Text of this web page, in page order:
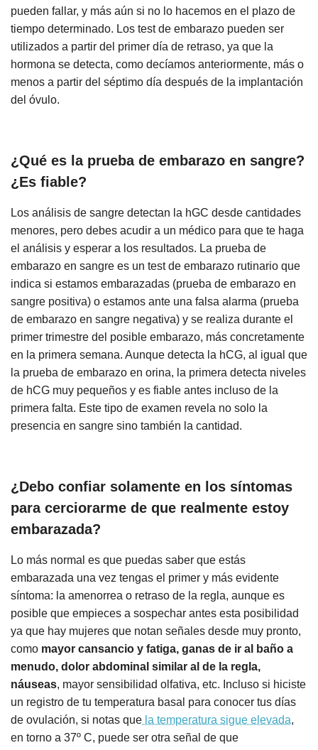
pueden fallar, y más aún si no lo hacemos en el plazo de
tiempo determinado. Los test de embarazo pueden ser
utilizados a partir del primer día de retraso, ya que la
hormona se detecta, como decíamos anteriormente, más o
menos a partir del séptimo día después de la implantación
del óvulo.
¿Qué es la prueba de embarazo en sangre?
¿Es fiable?
Los análisis de sangre detectan la hGC desde cantidades
menores, pero debes acudir a un médico para que te haga
el análisis y esperar a los resultados. La prueba de
embarazo en sangre es un test de embarazo rutinario que
indica si estamos embarazadas (prueba de embarazo en
sangre positiva) o estamos ante una falsa alarma (prueba
de embarazo en sangre negativa) y se realiza durante el
primer trimestre del posible embarazo, más concretamente
en la primera semana. Aunque detecta la hCG, al igual que
la prueba de embarazo en orina, la primera detecta niveles
de hCG muy pequeños y es fiable antes incluso de la
primera falta. Este tipo de examen revela no solo la
presencia en sangre sino también la cantidad.
¿Debo confiar solamente en los síntomas
para cerciorarme de que realmente estoy
embarazada?
Lo más normal es que puedas saber que estás
embarazada una vez tengas el primer y más evidente
síntoma: la amenorrea o retraso de la regla, aunque es
posible que empieces a sospechar antes esta posibilidad
ya que hay mujeres que notan señales desde muy pronto,
como mayor cansancio y fatiga, ganas de ir al baño a
menudo, dolor abdominal similar al de la regla,
náuseas, mayor sensibilidad olfativa, etc. Incluso si hiciste
un registro de tu temperatura basal para conocer tus días
de ovulación, si notas que la temperatura sigue elevada,
en torno a 37º C, puede ser otra señal de que